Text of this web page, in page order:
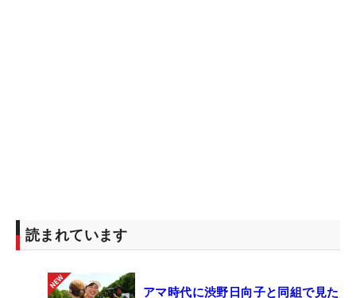
読まれています
アマ時代に渋野日向子と同組で見た